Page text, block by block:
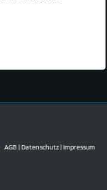
AGB|Datenschutz|Impressum